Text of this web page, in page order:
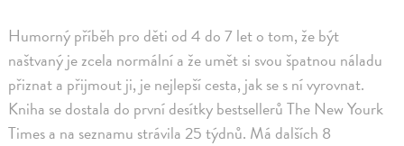
Humorný příběh pro děti od 4 do 7 let o tom, že být
naštvaný je zcela normální a že umět si svou špatnou náladu
přiznat a přijmout ji, je nejlepší cesta, jak se s ní vyrovnat.
Kniha se dostala do první desítky bestsellerů The New Yourk
Times a na seznamu strávila 25 týdnů. Má dalších 8